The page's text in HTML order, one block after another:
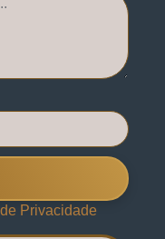
Privacidade